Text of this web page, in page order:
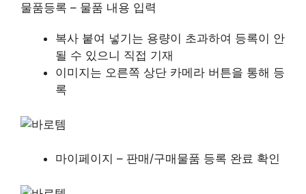
물품등록 – 물품 내용 입력
복사 붙여 넣기는 용량이 초과하여 등록이 안
될 수 있으니 직접 기재
이미지는 오른쪽 상단 카메라 버튼을 통해 등
록
마이페이지 – 판매/구매물품 등록 완료 확인